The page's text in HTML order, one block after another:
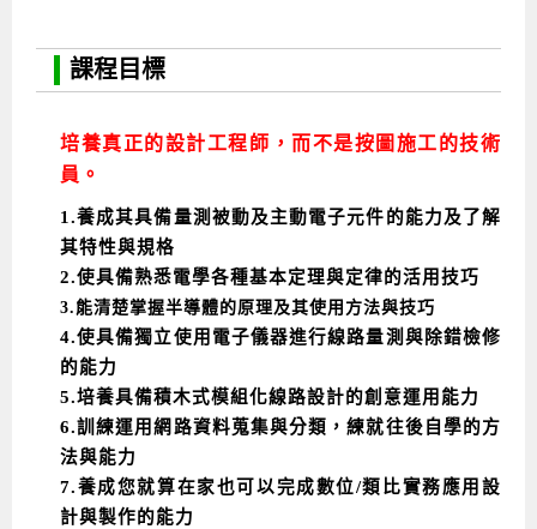
課程目標
培養真正的設計工程師，而不是按圖施工的技術
員。
1.養成其具備量測被動及主動電子元件的能力及了解
其特性與規格
2.使具備熟悉電學各種基本定理與定律的活用技巧
3.能清楚掌握半導體的原理及其使用方法與技巧
4.使具備獨立使用電子儀器進行線路量測與除錯檢修
的能力
5.培養具備積木式模組化線路設計的創意運用能力
6.訓練運用網路資料蒐集與分類，練就往後自學的方
法與能力
7.養成您就算在家也可以完成數位/類比實務應用設
計與製作的能力